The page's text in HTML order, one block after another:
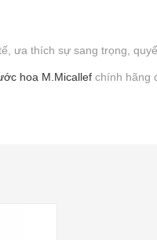
ưa thích sự sang trọng,
hoa M.Micallef chính hãng